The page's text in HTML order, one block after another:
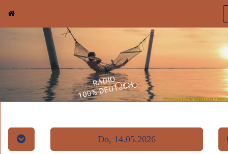
Do, 14.05.2026